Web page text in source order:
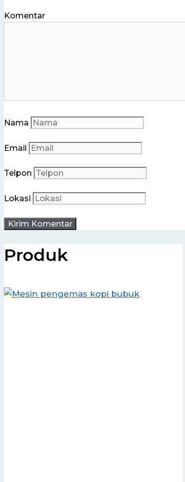
Komentar
Nama
Email
Telpon
Lokasi
Produk